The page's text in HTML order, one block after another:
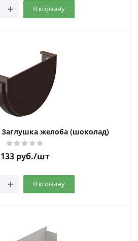
В корзину
Заглушка желоба (шоколад)
133руб./шт
В корзину